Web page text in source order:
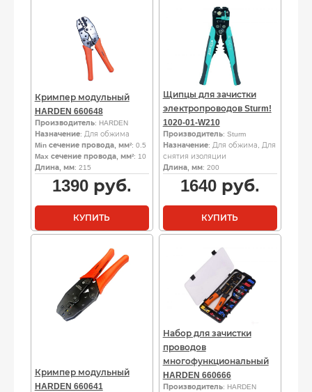
Кримпер модульный
HARDEN 660648
Производитель: HARDEN
Назначение: Для обжима
Min сечение провода, мм²: 0.5
Max сечение провода, мм²: 10
Длина, мм: 215
1390руб.
КУПИТЬ
Щипцы для зачистки
электропроводов Sturm!
1020-01-W210
Производитель: Sturm
Назначение: Для обжима, Для
снятия изоляции
Длина, мм: 200
1640руб.
КУПИТЬ
Кримпер модульный
HARDEN 660641
Набор для зачистки
проводов
многофункциональный
HARDEN 660666
Производитель: HARDEN